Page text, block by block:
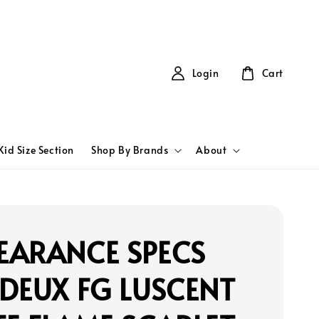
Size Section Shop By Brands About
Login Cart
SPECS
FG LUSCENT